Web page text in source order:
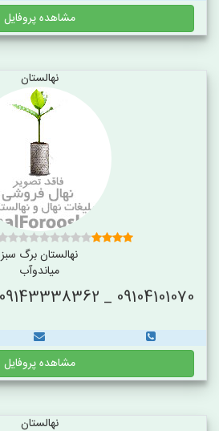
مشاهده پروفایل
نهالستان
نهالستان برگ سبز
میاندوآب
09104101070 _ 09143338362 _ 04445230022
مشاهده پروفایل
نهالستان